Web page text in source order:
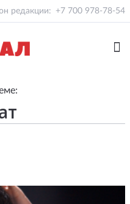
редакции: +7 700 978-78-54